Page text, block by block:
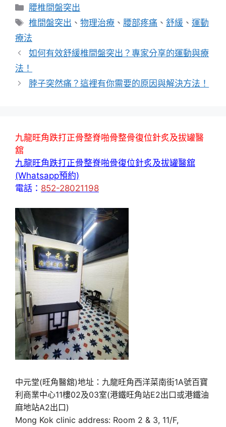
分
類
腰椎間盤突出
標
籤
椎間盤突出 、物理治療 、 腰部疼痛 、舒緩 、運動
療法
如何有效舒緩椎間盤突出？專家分享的運動與療
法！
脖子突然痛？這裡有你需要的原因與解決方法！
九龍旺角跌打正骨整脊啪骨整骨復位針炙及拔罐醫
舘
九龍旺角跌打正骨整脊啪骨復位針炙及拔罐醫舘
(Whatsapp預約)
電話： 852-28021198
中元堂(旺角醫舘)地址：九龍旺角西洋菜南街1A號百寶
利商業中心11樓02及03室(港鐵旺角站E2出口或港鐵油
麻地站A2出口)
Mong Kok clinic address: Room 2 & 3, 11/F,